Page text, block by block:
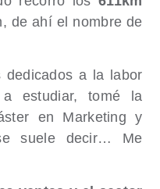
de ahí el nombre de
dedicados a la labor
estudiar, tomé la
en Marketing y
suele decir… Me